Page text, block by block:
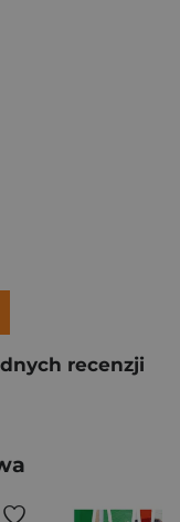
recenzji